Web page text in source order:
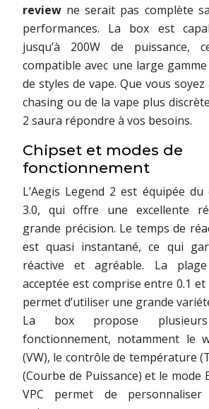
review ne serait pas complète
performances. La box est
jusqu’à 200W de
compatible avec une large
de styles de vape. Que vous
chasing ou de la vape plus
2 saura répondre à vos besoins.
Chipset et modes de
fonctionnement
L’Aegis Legend 2 est équipée du
3.0, qui offre une excellente
grande précision. Le temps de
est quasi instantané, ce qui
réactive et agréable. La
acceptée est comprise entre 0.1 et
permet d’utiliser une grande
La box propose
fonctionnement, notamment le
(VW), le contrôle de température
(Courbe de Puissance) et le mode
VPC permet de